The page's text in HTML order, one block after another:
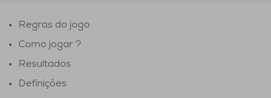
Regras do jogo
Como jogar ?
Resultados
Definições